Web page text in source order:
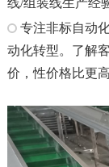
线/组装线生产经
专注非标自动
动化转型。了解
价，性价格比更高